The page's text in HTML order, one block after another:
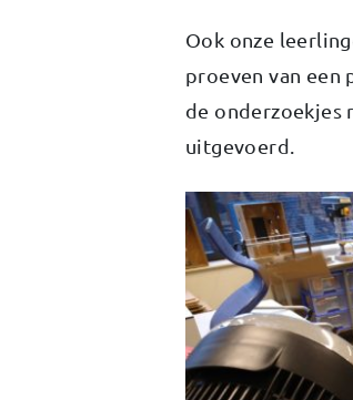
Ook onze
proeven van een
de onderzoekjes
uitgevoerd.